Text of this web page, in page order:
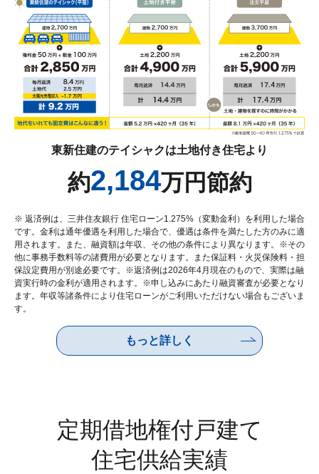
東新住建のテイシャクは土地付き住宅より
約2,184万円節約
※ 返済例は、三井住友銀行 住宅ローン1.275%（変動金利）を利用した場合
です。金利は通年優遇を利用した場合で、優遇は条件を満たした方のみに適
用されます。また、融資額は年収、その他の条件により異なります。※その
他に事務手数料等の諸費用が必要となります。また保証料・火災保険料・担
保設定費用が別途必要です。※返済例は2026年4月現在のもので、実際は融
資実行時の金利が適用されます。※申し込みにあたり融資審査が必要となり
ます。年収等諸条件により住宅ローンがご利用いただけない場合もございま
す。
もっと詳しく
定期借地権付戸建て
住宅供給実績